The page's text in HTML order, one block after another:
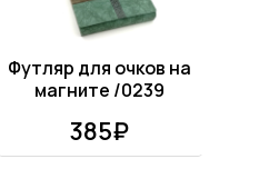
Футляр для очков на
магните /0239
385₽